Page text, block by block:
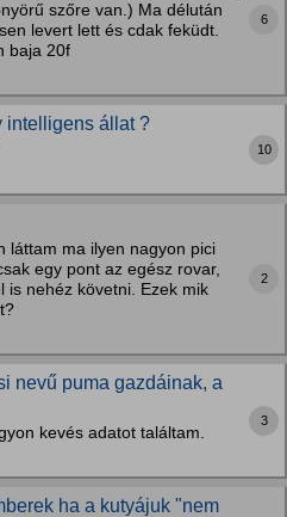
szőre van.) Ma délután
levert lett és cdak feküdt.
baja 20f
6
intelligens állat ?
10
láttam ma ilyen nagyon pici
egy pont az egész rovar,
is nehéz követni. Ezek mik
2
nevű puma gazdáinak, a
kevés adatot találtam.
3
ha a kutyájuk "nem